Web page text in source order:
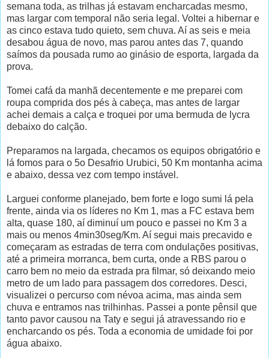
semana toda, as trilhas já estavam encharcadas mesmo,
mas largar com temporal não seria legal. Voltei a hibernar e
as cinco estava tudo quieto, sem chuva. Aí as seis e meia
desabou água de novo, mas parou antes das 7, quando
saímos da pousada rumo ao ginásio de esporta, largada da
prova.
Tomei cafá da manhã decentemente e me preparei com
roupa comprida dos pés à cabeça, mas antes de largar
achei demais a calça e troquei por uma bermuda de lycra
debaixo do calção.
Preparamos na largada, checamos os equipos obrigatório e
lá fomos para o 5o Desafrio Urubici, 50 Km montanha acima
e abaixo, dessa vez com tempo instável.
Larguei conforme planejado, bem forte e logo sumi lá pela
frente, ainda via os líderes no Km 1, mas a FC estava bem
alta, quase 180, aí diminuí um pouco e passei no Km 3 a
mais ou menos 4min30seg/Km. Aí segui mais precavido e
começaram as estradas de terra com ondulações positivas,
até a primeira morranca, bem curta, onde a RBS parou o
carro bem no meio da estrada pra filmar, só deixando meio
metro de um lado para passagem dos corredores. Desci,
visualizei o percurso com névoa acima, mas ainda sem
chuva e entramos nas trilhinhas. Passei a ponte pênsil que
tanto pavor causou na Taty e segui já atravessando rio e
encharcando os pés. Toda a economia de umidade foi por
água abaixo.